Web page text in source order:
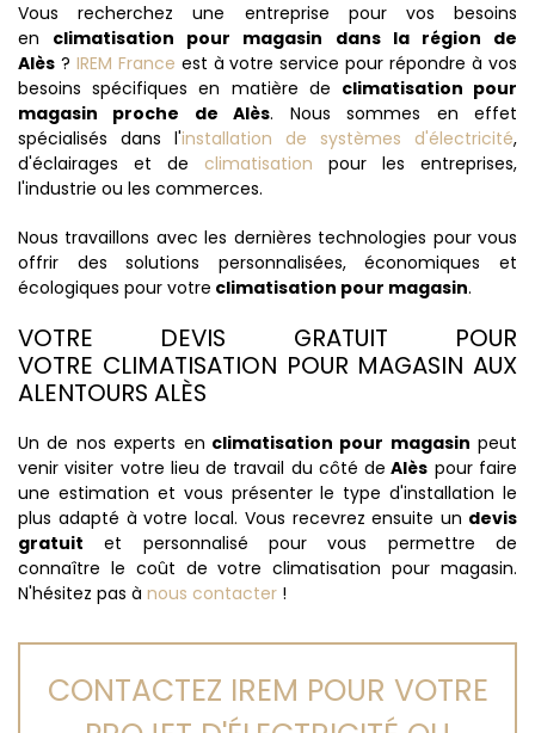
Vous recherchez une entreprise pour vos besoins
en climatisation pour magasin dans la région de
Alès ? IREM France est à votre service pour répondre à vos
besoins spécifiques en matière de climatisation pour
magasin proche de Alès. Nous sommes en effet
spécialisés dans l'installation de systèmes d'électricité,
d'éclairages et de climatisation pour les entreprises,
l'industrie ou les commerces.
Nous travaillons avec les dernières technologies pour vous
offrir des solutions personnalisées, économiques et
écologiques pour votre climatisation pour magasin.
VOTRE DEVIS GRATUIT POUR
VOTRE CLIMATISATION POUR MAGASIN AUX
ALENTOURS ALÈS
Un de nos experts en climatisation pour magasin peut
venir visiter votre lieu de travail du côté de Alès pour faire
une estimation et vous présenter le type d'installation le
plus adapté à votre local. Vous recevrez ensuite un devis
gratuit et personnalisé pour vous permettre de
connaître le coût de votre climatisation pour magasin.
N'hésitez pas à nous contacter !
CONTACTEZ IREM POUR VOTRE